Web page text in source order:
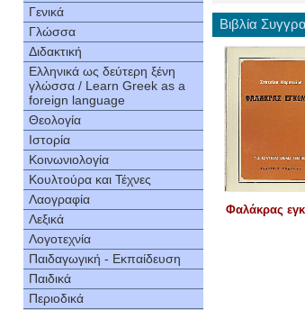
Γενικά
Γλώσσα
Διδακτική
Ελληνικά ως δεύτερη ξένη
γλώσσα / Learn Greek as a
foreign language
Θεολογία
Ιστορία
Κοινωνιολογία
Κουλτούρα και Τέχνες
Λαογραφία
Λεξικά
Λογοτεχνία
Παιδαγωγική - Εκπαίδευση
Παιδικά
Περιοδικά
Βιβλία
Φαλάκρας